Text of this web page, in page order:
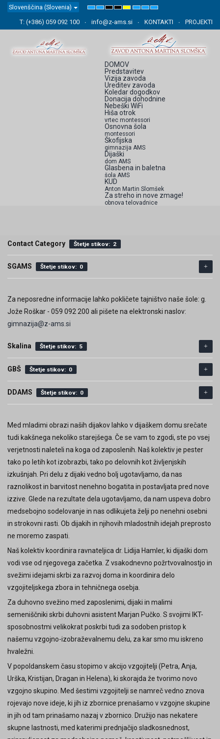
Slovenščina (Slovenia)
Default
NightHigh
Black
High
Black
High
Yellow
Set
Font
Set
Font
Set
Font
T: (+386) 059 092 100 info@z-ams.si KONTAKTI PROJEKTI
DOMOV
Predstavitev
Vizija zavoda
Ureditev zavoda
Koledar dogodkov
Donacija dohodnine
Nebeški WiFi
Hiša otrok
vrtec montessori
Osnovna šola
montessori
Škofijska
gimnazija AMS
Dijaški
dom AMS
Glasbena in baletna
šola AMS
KUD
Anton Martin Slomšek
Za streho in nove zmage!
obnova telovadnice
Contact Category Štetje stikov: 2
SGAMS Štetje stikov: 0
Za neposredne informacije lahko pokličete tajništvo naše šole: g.
Jože Roškar - 059 092 200 ali pišete na elektronski naslov:
gimnazija@z-ams.si
Vodstvo, svetovalna služba in tajništvo gimnazije
Štetje stikov: 5
Kontakti
šole: g. Jože Roškar - 059 092 200 ali pišete na elektronski
naslov:gimnazija@z-ams.si
Aktiv učiteljev slovenščine Štetje stikov: 2
Aktiv učiteljev matematike Štetje stikov: 2
Aktiv učiteljev angleščine in španščine Štetje stikov: 3
Aktiv učiteljev nemščine
Aktiv učiteljev humanistike Štetje stikov: 3
Aktiv učiteljev naravoslovja Štetje stikov: 5
Aktiv učiteljev družboslovja Štetje stikov: 3
Aktiv učiteljev dušeslovja Štetje stikov: 3
Tehnični sodelavci Štetje stikov: 4
Skalina Štetje stikov: 5
GBŠ Štetje stikov: 0
Vodstvo in tajništvo GBŠ AMS
DDAMS Štetje stikov: 0
Med mladimi obrazi naših dijakov lahko v dijaškem domu srečate
tudi kakšnega nekoliko starejšega. Če se vam to zgodi, ste po vsej
verjetnosti naleteli na koga od zaposlenih. Naš kolektiv je pester
tako po letih kot izobrazbi, tako po delovnih kot življenjskih
izkušnjah. Pri delu z dijaki vedno bolj ugotavljamo, da nas
raznolikost in barvitost nenehno bogatita in postavljata pred nove
izzive. Glede na rezultate dela ugotavljamo, da nam uspeva dobro
medsebojno sodelovanje in nas odlikujeta želji po nenehni osebni
in strokovni rasti. Ob dijakih in njihovih mladostnih idejah preprosto
ne moremo zaspati.
Naš kolektiv koordinira ravnateljica dr. Lidija Hamler, ki dijaški dom
vodi vse od njegovega začetka. Z vsakodnevno požrtvovalnostjo in
svežimi idejami skrbi za razvoj doma in koordinira delo
vzgojiteljskega zbora in tehničnega osebja.
Za duhovno svežino med zaposlenimi, dijaki in malimi
semeniščniki skrbi duhovni asistent Marjan Pučko. S svojimi IKT-
sposobnostmi velikokrat poskrbi tudi za sodoben pristop k
našemu vzgojno-izobraževalnemu delu, za kar smo mu iskreno
hvaležni.
V popoldanskem času stopimo v akcijo vzgojitelji (Petra, Anja,
Urška, Kristijan, Dragan in Helena), ki skorajda že tvorimo novo
vzgojno skupino. Med šestimi vzgojitelji se namreč vedno znova
rojevajo nove ideje, ki jih iz zbornice prenašamo v vzgojne skupine
in jih od tam prinašamo nazaj v zbornico. Družijo nas nekatere
skupne lastnosti, med katerimi prednjačijo sladkosnednost,